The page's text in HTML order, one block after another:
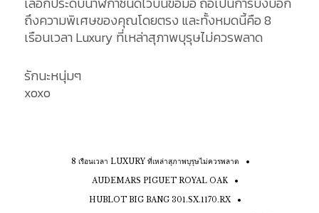
ถึงความพิเศษของคุณโดยตรง และทั้งหมดนี้คือ 8
เรือนเวลา Luxury ที่เหล่าสุภาพบุรุษไม่ควรพลาด
รักนะหนุ่มๆ
xoxo
8 เรือนเวลา LUXURY ที่เหล่าสุภาพบุรุษไม่ควรพลาด
AUDEMARS PIGUET ROYAL OAK
HUBLOT BIG BANG 301.SX.1170.RX